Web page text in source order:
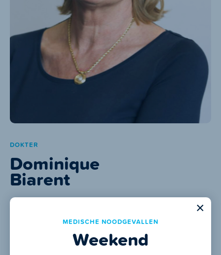
MEDISCHE NOODGEVALLEN
Weekend
×
DOKTER
Dominique
Biarent
Kinderarts
spoedeisende hulp van het Universitair Kinderziekenhuis
Voorzitter van de Pediatrische Groep Europese